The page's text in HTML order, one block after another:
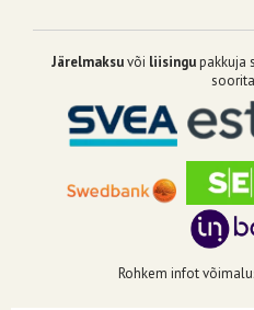
Järelmaksuvõi liisingupakkuja
Rohkem infot